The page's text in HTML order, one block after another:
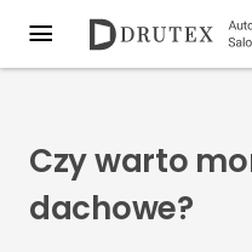
Czy warto
dachowe?